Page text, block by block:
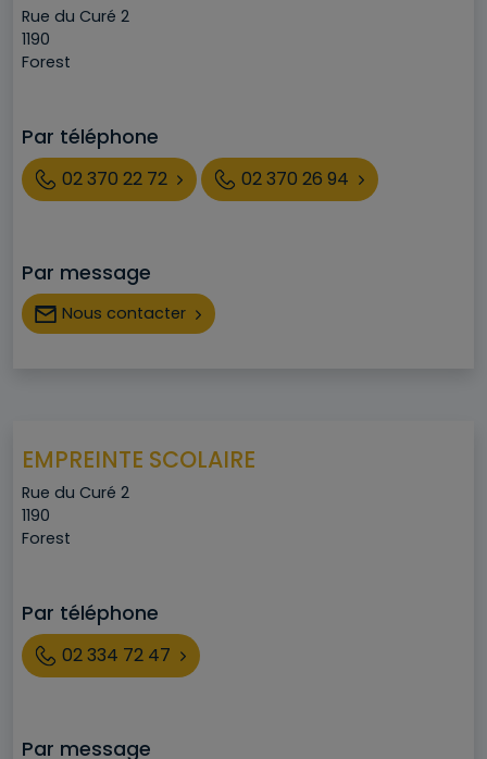
Adresse
Rue du Curé 2
Code postal
1190
Ville
Forest
Par téléphone
Téléphone02 370 22 72 02 370 26 94
Par message
Nous contacter
EMPREINTE SCOLAIRE
Adresse
Rue du Curé 2
Code postal
1190
Ville
Forest
Par téléphone
Téléphone02 334 72 47
Par message